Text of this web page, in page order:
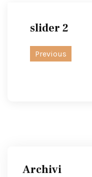
slider 2
Previous
Archivi